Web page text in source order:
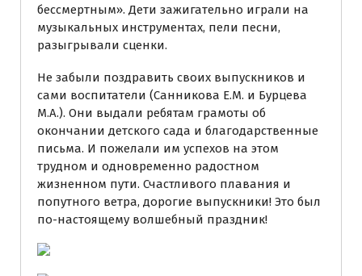
бессмертным». Дети зажигательно играли на
музыкальных инструментах, пели песни,
разыгрывали сценки.
Не забыли поздравить своих выпускников и
сами воспитатели (Санникова Е.М. и Бурцева
М.А.). Они выдали ребятам грамоты об
окончании детского сада и благодарственные
письма. И пожелали им успехов на этом
трудном и одновременно радостном
жизненном пути. Счастливого плавания и
попутного ветра, дорогие выпускники! Это был
по-настоящему волшебный праздник!